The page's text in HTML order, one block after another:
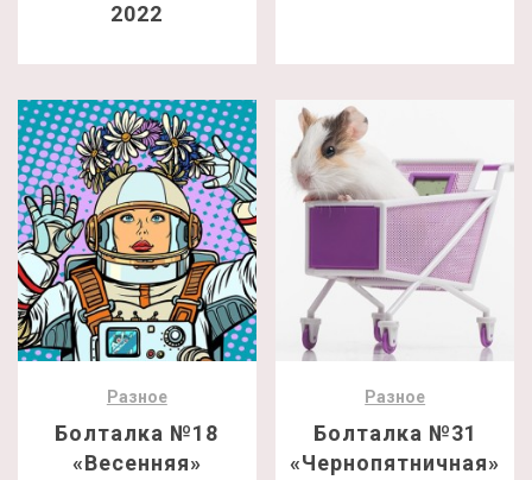
2022
Разное
Болталка №18
«Весенняя»
Разное
Болталка №31
«Чернопятничная»